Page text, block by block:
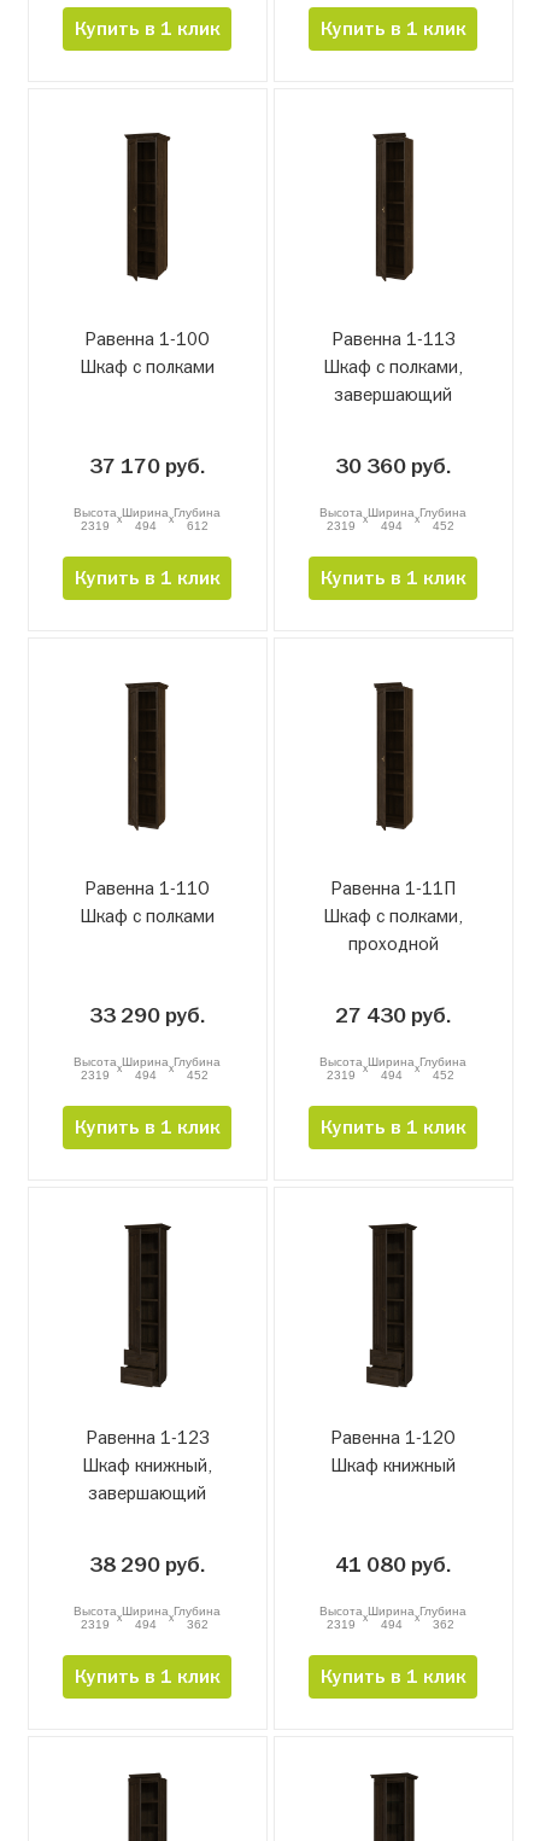
Купить в 1 клик Купить в 1 клик
Равенна 1-10О
Шкаф с полками
37 170 руб.
Высота
2319
xШирина
494
xГлубина
612
Купить в 1 клик
Равенна 1-11З
Шкаф с полками,
завершающий
30 360 руб.
Высота
2319
xШирина
494
xГлубина
452
Купить в 1 клик
Равенна 1-11О
Шкаф с полками
33 290 руб.
Высота
2319
xШирина
494
xГлубина
452
Купить в 1 клик
Равенна 1-11П
Шкаф с полками,
проходной
27 430 руб.
Высота
2319
xШирина
494
xГлубина
452
Купить в 1 клик
Равенна 1-12З
Шкаф книжный,
завершающий
38 290 руб.
Высота
2319
xШирина
494
xГлубина
362
Купить в 1 клик
Равенна 1-12О
Шкаф книжный
41 080 руб.
Высота
2319
xШирина
494
xГлубина
362
Купить в 1 клик